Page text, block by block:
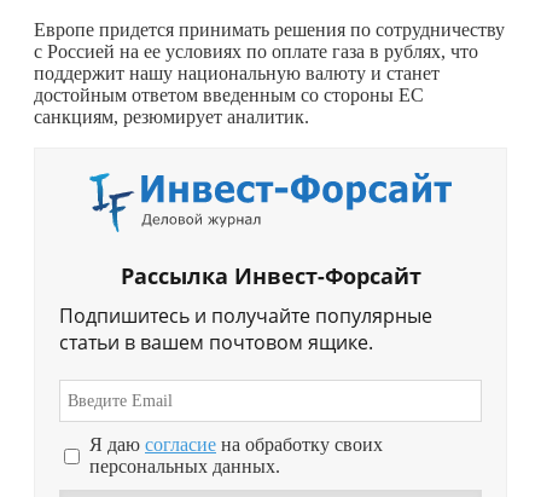
Европе придется принимать решения по сотрудничеству
с Россией на ее условиях по оплате газа в рублях, что
поддержит нашу национальную валюту и станет
достойным ответом введенным со стороны ЕС
санкциям, резюмирует аналитик.
Рассылка Инвест-Форсайт
Подпишитесь и получайте популярные
статьи в вашем почтовом ящике.
Я даю согласие на обработку своих
персональных данных.